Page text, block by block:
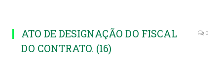
ATO DE DESIGNAÇÃO DO FISCAL
DO CONTRATO. (16)
0